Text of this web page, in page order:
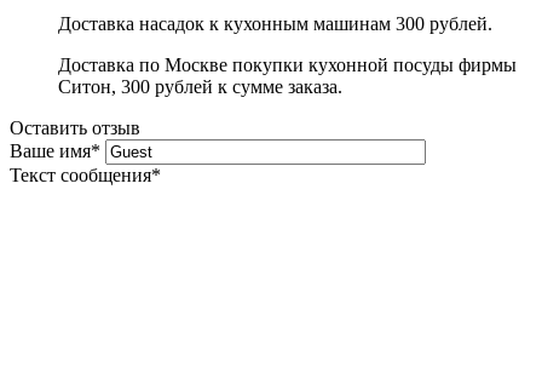
Доставка насадок к кухонным машинам 300 рублей.
Доставка по Москве покупки кухонной посуды фирмы
Ситон, 300 рублей к сумме заказа.
Оставить отзыв
Ваше имя*
Текст сообщения*